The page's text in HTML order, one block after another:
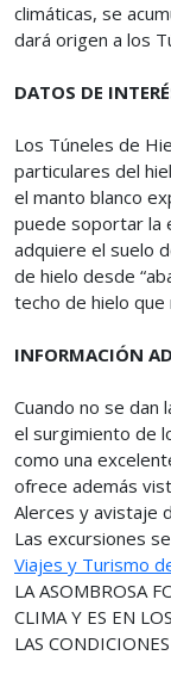
climáticas, se
dará origen a los
DATOS DE
Los Túneles de
particulares del
el manto blanco
puede soportar la
adquiere el suelo
de hielo desde
techo de hielo que
INFORMACIÓN
Cuando no se dan
el surgimiento de
como una
ofrece además
Alerces y avistaje
Las excursiones
Viajes y Turismo
LA ASOMBROSA
CLIMA Y ES EN
LAS